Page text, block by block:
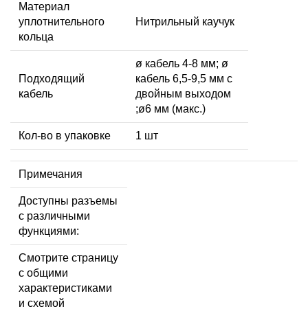
Материал
уплотнительного
кольца
Нитрильный каучук
Подходящий
кабель
ø кабель 4-8 мм; ø
кабель 6,5-9,5 мм с
двойным выходом
;ø6 мм (макс.)
Кол-во в упаковке 1 шт
Примечания
Доступны разъемы
с различными
функциями:
Смотрите страницу
с общими
характеристиками
и схемой